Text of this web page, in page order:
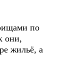
по
они,
жильё, а